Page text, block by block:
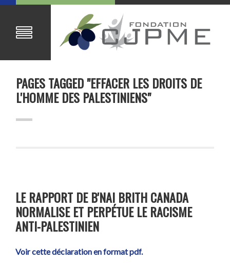
PAGES TAGGED "EFFACER LES DROITS DE
L'HOMME DES PALESTINIENS"
LE RAPPORT DE B'NAI BRITH CANADA
NORMALISE ET PERPÉTUE LE RACISME
ANTI-PALESTINIEN
Voir cette déclaration en format pdf.